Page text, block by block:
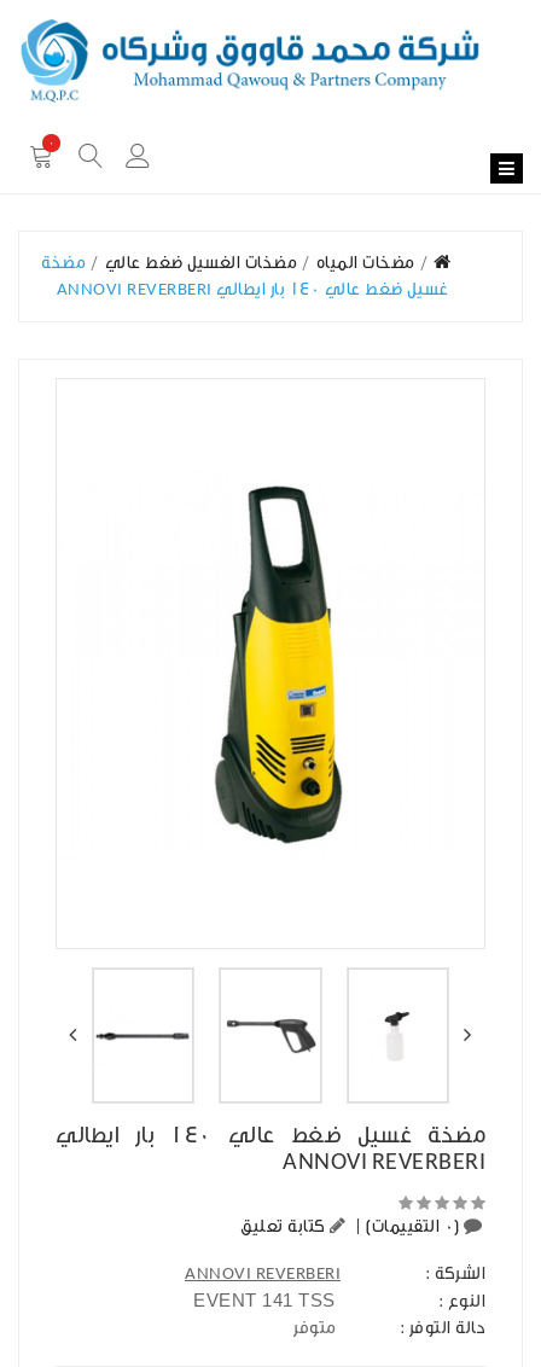
0
مضخات المياه مضخات الغسيل ضغط عالي
مضخة
غسيل ضغط عالي 140 بار ايطالي ANNOVI REVERBERI
مضخة غسيل ضغط عالي 140 بار ايطالي
ANNOVI REVERBERI
(0 التقييمات) كتابة تعليق
الشركة :
ANNOVI REVERBERI
النوع :
حالة التوفر : متوفر